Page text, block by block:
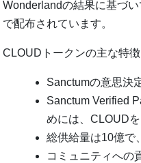
Wonderlandの結果に基づ
で配布されています。
CLOUDトークンの主な特
Sanctumの意思決
Sanctum Verified
めには、CLOUD
総供給量は10億で
コミュニティへの